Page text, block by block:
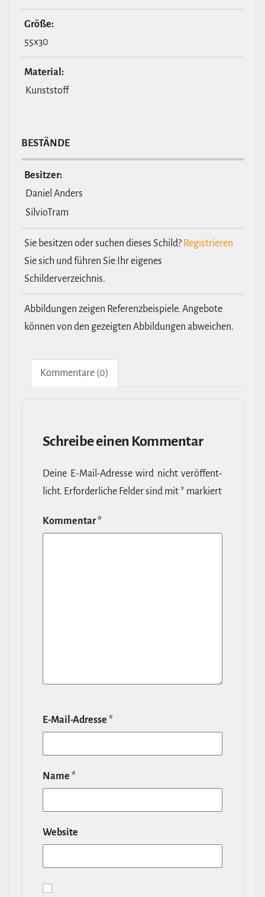
Größe:
55x30
Material:
Kunststoff
BESTÄNDE
Besitzer:
Daniel Anders
SilvioTram
Sie besitzen oder suchen dieses Schild? Registrieren
Sie sich und führen Sie Ihr eigenes
Schilderverzeichnis.
Abbildungen zeigen Referenzbeispiele. Angebote
können von den gezeigten Abbildungen abweichen.
Kom­men­tare (0)
Schreibe einen Kommentar
Deine E‑Mail-​Adresse wird nicht ver­öf­fent­
licht. Erfor­der­liche Felder sind mit* markiert
Kommentar*
E‑Mail-​Adresse *
Name *
Website